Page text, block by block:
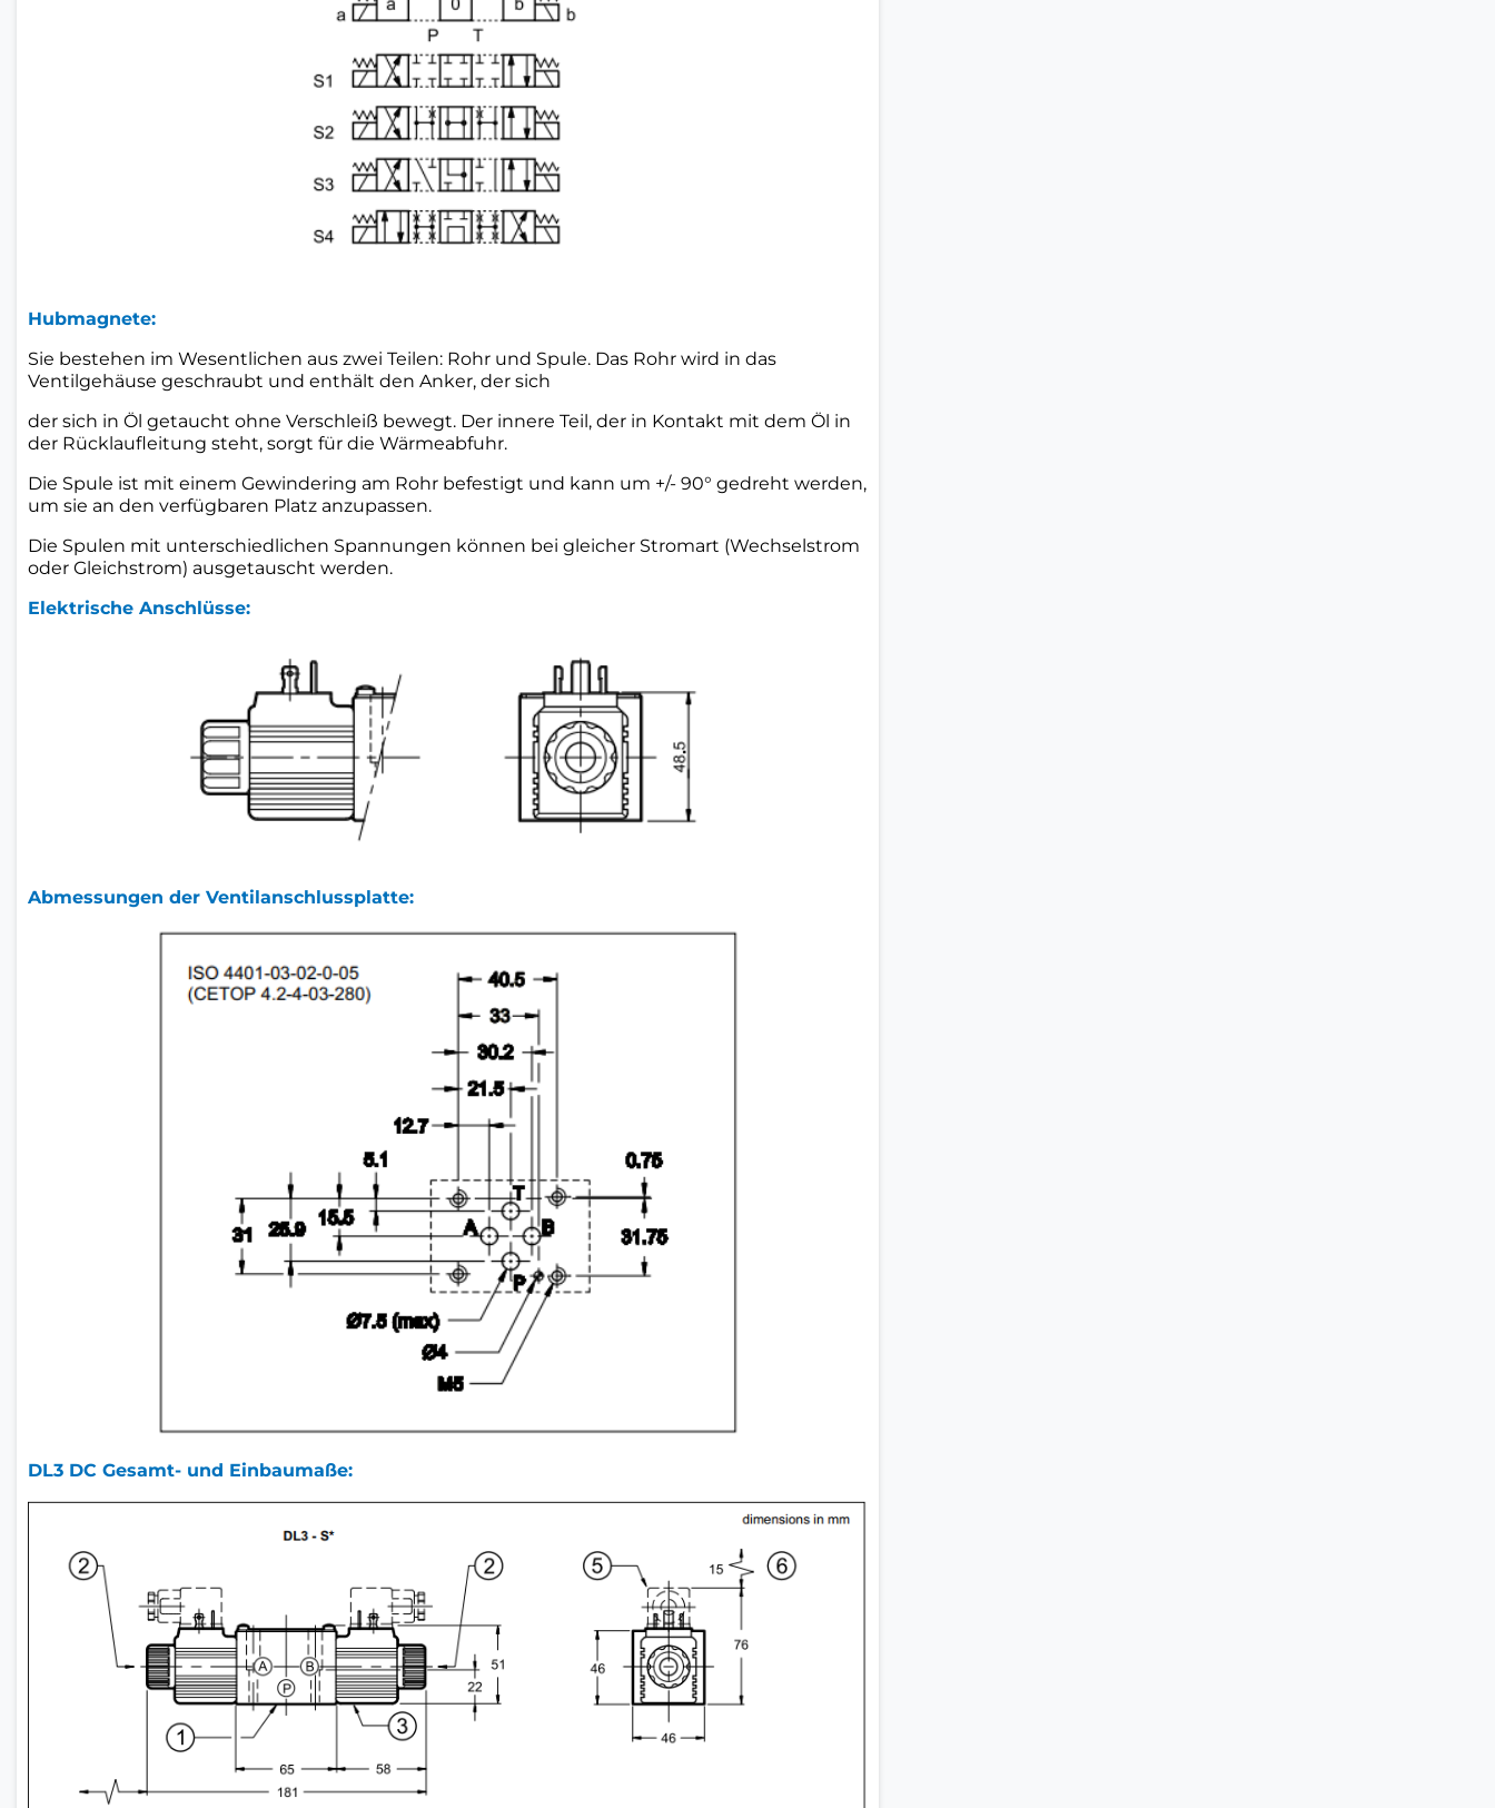
Hubmagnete:
Sie bestehen im Wesentlichen aus zwei Teilen: Rohr und Spule. Das Rohr wird in das
Ventilgehäuse geschraubt und enthält den Anker, der sich
der sich in Öl getaucht ohne Verschleiß bewegt. Der innere Teil, der in Kontakt mit dem Öl in
der Rücklaufleitung steht, sorgt für die Wärmeabfuhr.
Die Spule ist mit einem Gewindering am Rohr befestigt und kann um +/- 90° gedreht werden,
um sie an den verfügbaren Platz anzupassen.
Die Spulen mit unterschiedlichen Spannungen können bei gleicher Stromart (Wechselstrom
oder Gleichstrom) ausgetauscht werden.
Elektrische Anschlüsse:
Abmessungen der Ventilanschlussplatte:
DL3 DC Gesamt- und Einbaumaße: